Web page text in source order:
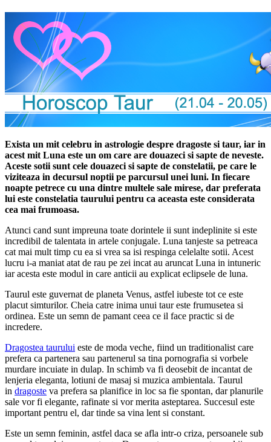
Exista un mit celebru in astrologie despre dragoste si taur, iar in
acest mit Luna este un om care are douazeci si sapte de neveste.
Aceste sotii sunt cele douazeci si sapte de constelatii, pe care le
viziteaza in decursul noptii pe parcursul unei luni. In fiecare
noapte petrece cu una dintre multele sale mirese, dar preferata
lui este constelatia taurului pentru ca aceasta este considerata
cea mai frumoasa.
Atunci cand sunt impreuna toate dorintele ii sunt indeplinite si este
incredibil de talentata in artele conjugale. Luna tanjeste sa petreaca
cat mai mult timp cu ea si vrea sa isi respinga celelalte sotii. Acest
lucru i-a maniat atat de rau pe zei incat au aruncat Luna in intuneric
iar acesta este modul in care anticii au explicat eclipsele de luna.
Taurul este guvernat de planeta Venus, astfel iubeste tot ce este
placut simturilor. Cheia catre inima unui taur este frumusetea si
ordinea. Este un semn de pamant ceea ce il face practic si de
incredere.
Dragostea taurului este de moda veche, fiind un traditionalist care
prefera ca partenera sau partenerul sa tina pornografia si vorbele
murdare incuiate in dulap. In schimb va fi deosebit de incantat de
lenjeria eleganta, lotiuni de masaj si muzica ambientala. Taurul
in dragoste va prefera sa planifice in loc sa fie spontan, dar planurile
sale vor fi elegante, rafinate si vor merita asteptarea. Succesul este
important pentru el, dar tinde sa vina lent si constant.
Este un semn feminin, astfel daca se afla intr-o criza, persoanele sub